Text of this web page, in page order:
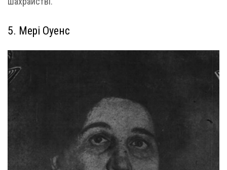
5. Мері Оуенс